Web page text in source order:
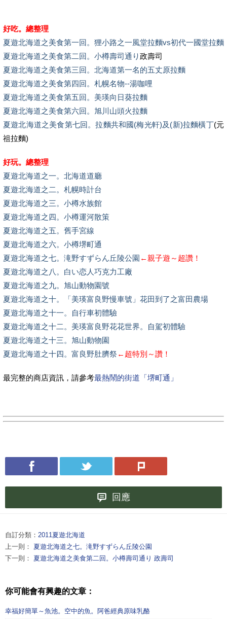
好吃。總整理
夏遊北海道之美食第一回。狸小路之一風堂拉麵vs初代一國堂拉麵
夏遊北海道之美食第二回。小樽壽司通り政壽司
夏遊北海道之美食第三回。北海道第一名的五丈原拉麵
夏遊北海道之美食第四回。札幌名物--湯咖哩
夏遊北海道之美食第五回。美瑛向日葵拉麵
夏遊北海道之美食第六回。旭川山頭火拉麵
夏遊北海道之美食第七回。拉麵共和國(梅光軒)及(新)拉麵橫丁(元
祖拉麵)
好玩。總整理
夏遊北海道之一。北海道道廳
夏遊北海道之二。札幌時計台
夏遊北海道之三。小樽水族館
夏遊北海道之四。小樽運河散策
夏遊北海道之五。舊手宮線
夏遊北海道之六。小樽堺町通
夏遊北海道之七。滝野すずらん丘陵公園 ←親子遊～超讚！
夏遊北海道之八。白い恋人巧克力工廠
夏遊北海道之九。旭山動物園號
夏遊北海道之十。「美瑛富良野慢車號」花田到了之富田農場
夏遊北海道之十一。自行車初體驗
夏遊北海道之十二。美瑛富良野花花世界。自駕初體驗
夏遊北海道之十三。旭山動物園
夏遊北海道之十四。富良野肚臍祭 ←超特別～讚！
最完整的商店資訊，請參考最熱鬧的街道「堺町通」
回應
自訂分類： 2011夏遊北海道
上一則： 夏遊北海道之七。滝野すずらん丘陵公園
下一則： 夏遊北海道之美食第二回。小樽壽司通り 政壽司
你可能會有興趣的文章：
幸福好簡單～魚池。空中的魚。阿爸經典原味乳酪